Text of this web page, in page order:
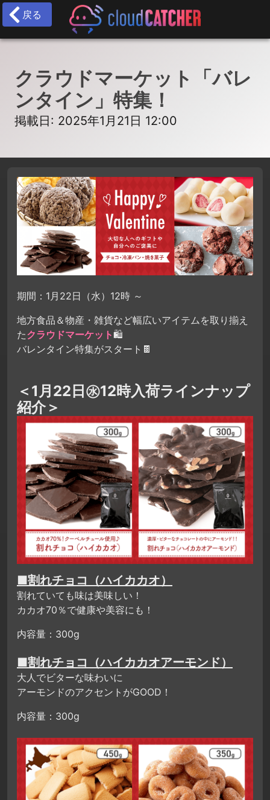
戻る
クラウドマーケット「バレ
ンタイン」特集！
掲載日: 2025年1月21日 12:00
期間：1月22日（水）12時 ～
地方食品＆物産・雑貨など幅広いアイテムを取り揃え
たクラウドマーケット🛍
バレンタイン特集がスタート🍫
＜1月22日㊌12時入荷ラインナップ
紹介＞
■割れチョコ（ハイカカオ）
割れていても味は美味しい！
カカオ70％で健康や美容にも！
内容量：300g
■割れチョコ（ハイカカオアーモンド）
大人でビターな味わいに
アーモンドのアクセントがGOOD！
内容量：300g